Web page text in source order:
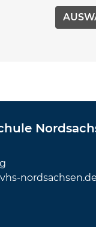
nordsachsen.de